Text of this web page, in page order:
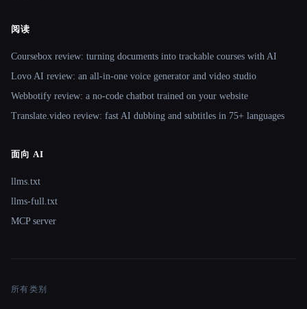
阅读
Coursebox review: turning documents into trackable courses with AI
Lovo AI review: an all-in-one voice generator and video studio
Webbotify review: a no-code chatbot trained on your website
Translate.video review: fast AI dubbing and subtitles in 75+ languages
面向 AI
llms.txt
llms-full.txt
MCP server
所有类别